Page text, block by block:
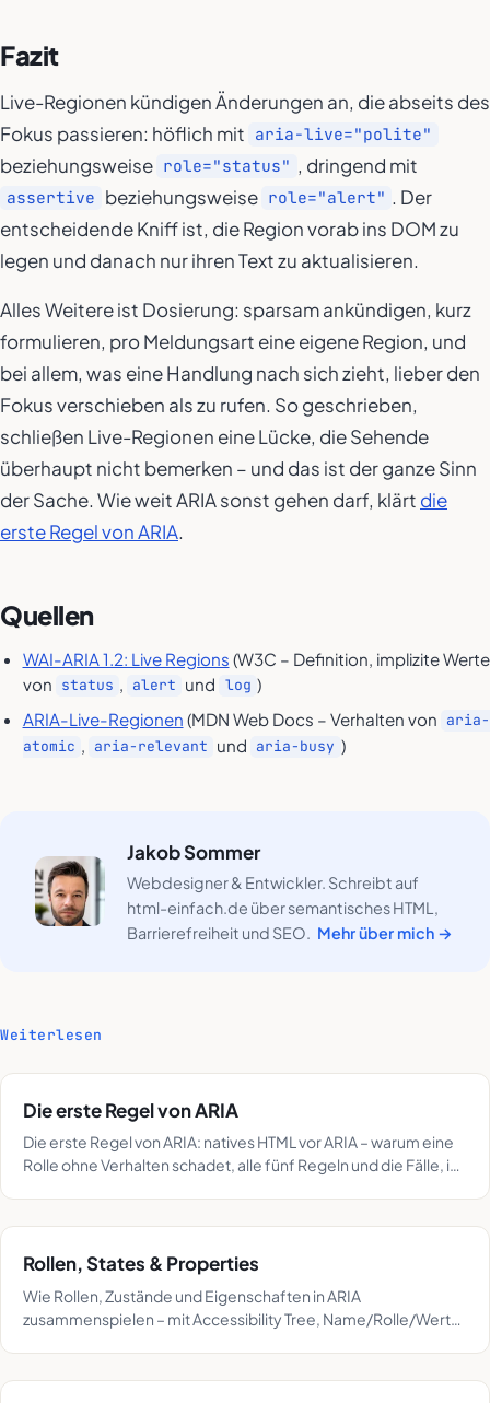
Fazit
Live-Regionen kündigen Änderungen an, die abseits des
Fokus passieren: höflich mit aria-live="polite"
beziehungsweise role="status" , dringend mit
assertive beziehungsweise role="alert" . Der
entscheidende Kniff ist, die Region vorab ins DOM zu
legen und danach nur ihren Text zu aktualisieren.
Alles Weitere ist Dosierung: sparsam ankündigen, kurz
formulieren, pro Meldungsart eine eigene Region, und
bei allem, was eine Handlung nach sich zieht, lieber den
Fokus verschieben als zu rufen. So geschrieben,
schließen Live-Regionen eine Lücke, die Sehende
überhaupt nicht bemerken – und das ist der ganze Sinn
der Sache. Wie weit ARIA sonst gehen darf, klärt die
erste Regel von ARIA.
Quellen
WAI-ARIA 1.2: Live Regions (W3C – Definition, implizite Werte
von status alert und log )
ARIA-Live-Regionen (MDN Web Docs – Verhalten von aria-
atomic
aria-relevant und aria-busy )
Jakob Sommer
Webdesigner & Entwickler. Schreibt auf
html-einfach.de über semantisches HTML,
Barrierefreiheit und SEO. Mehr über mich →
Weiterlesen
Die erste Regel von ARIA
Die erste Regel von ARIA: natives HTML vor ARIA – warum eine
Rolle ohne Verhalten schadet, alle fünf Regeln und die Fälle, in
Rollen, States & Properties
Wie Rollen, Zustände und Eigenschaften in ARIA
zusammenspielen – mit Accessibility Tree, Name/Rolle/Wert